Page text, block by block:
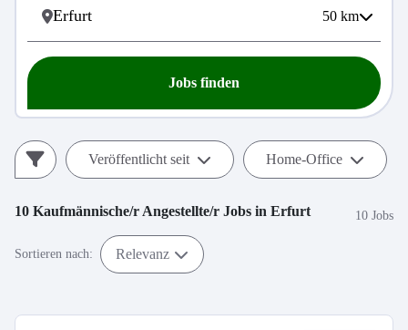
50 km
Jobs finden
Veröffentlicht seit Home-Office
10 Kaufmännische/r Angestellte/r Jobs in Erfurt 10 Jobs
Sortieren nach: Relevanz